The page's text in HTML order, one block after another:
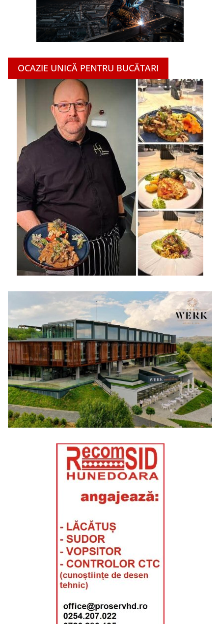
OCAZIE UNICĂ PENTRU BUCĂTARI